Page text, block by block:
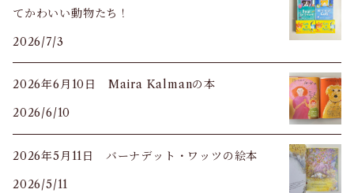
てかわいい動物たち！
2026/7/3
2026年6月10日 Maira Kalmanの本
2026/6/10
2026年5月11日 バーナデット・ワッツの絵本
2026/5/11